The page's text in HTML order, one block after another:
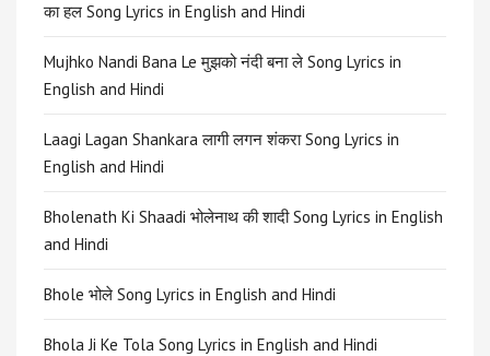
का हल Song Lyrics in English and Hindi
Mujhko Nandi Bana Le मुझको नंदी बना ले Song Lyrics in
English and Hindi
Laagi Lagan Shankara लागी लगन शंकरा Song Lyrics in
English and Hindi
Bholenath Ki Shaadi भोलेनाथ की शादी Song Lyrics in English
and Hindi
Bhole भोले Song Lyrics in English and Hindi
Bhola Ji Ke Tola Song Lyrics in English and Hindi